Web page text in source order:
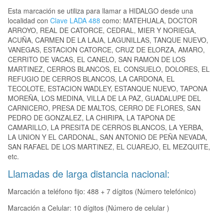
Esta marcación se utiliza para llamar a HIDALGO desde una
localidad con Clave LADA 488 como: MATEHUALA, DOCTOR
ARROYO, REAL DE CATORCE, CEDRAL, MIER Y NORIEGA,
ACUÑA, CARMEN DE LA LAJA, LAGUNILLAS, TANQUE NUEVO,
VANEGAS, ESTACION CATORCE, CRUZ DE ELORZA, AMARO,
CERRITO DE VACAS, EL CANELO, SAN RAMON DE LOS
MARTINEZ, CERROS BLANCOS, EL CONSUELO, DOLORES, EL
REFUGIO DE CERROS BLANCOS, LA CARDONA, EL
TECOLOTE, ESTACION WADLEY, ESTANQUE NUEVO, TAPONA
MOREÑA, LOS MEDINA, VILLA DE LA PAZ, GUADALUPE DEL
CARNICERO, PRESA DE MALTOS, CERRO DE FLORES, SAN
PEDRO DE GONZALEZ, LA CHIRIPA, LA TAPONA DE
CAMARILLO, LA PRESITA DE CERROS BLANCOS, LA YERBA,
LA UNION Y EL CARDONAL, SAN ANTONIO DE PEÑA NEVADA,
SAN RAFAEL DE LOS MARTINEZ, EL CUAREJO, EL MEZQUITE,
etc.
Llamadas de larga distancia nacional:
Marcación a teléfono fijo: 488 + 7 dígitos (Número telefónico)
Marcación a Celular: 10 dígitos (Número de celular )